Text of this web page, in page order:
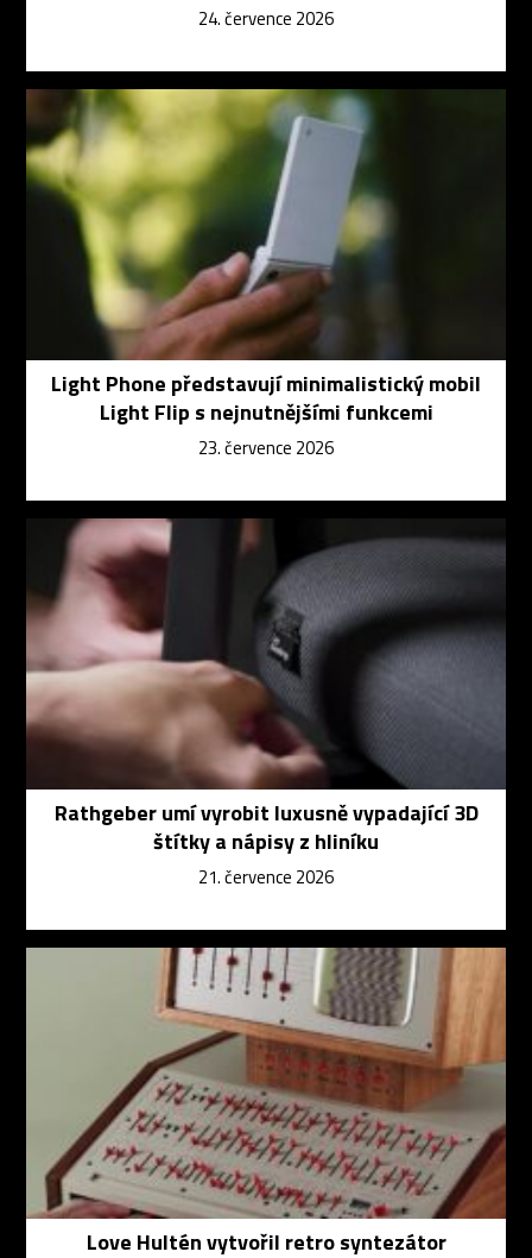
24. července 2026
Light Phone představují minimalistický mobil
Light Flip s nejnutnějšími funkcemi
23. července 2026
Rathgeber umí vyrobit luxusně vypadající 3D
štítky a nápisy z hliníku
21. července 2026
Love Hultén vytvořil retro syntezátor